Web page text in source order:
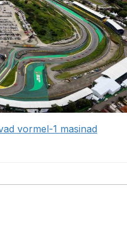
vormel-1 masinad